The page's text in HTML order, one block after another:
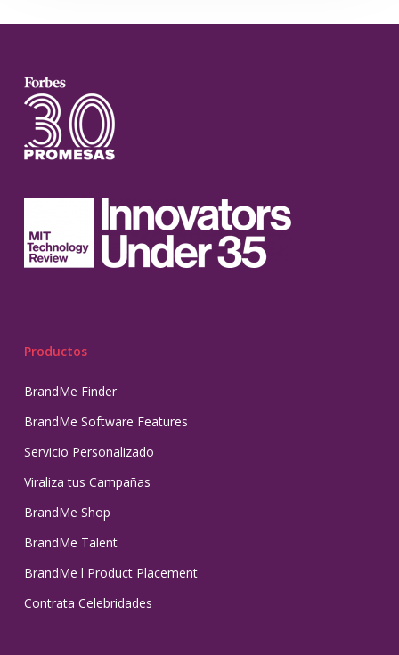
Productos
BrandMe Finder
BrandMe Software Features
Servicio Personalizado
Viraliza tus Campañas
BrandMe Shop
BrandMe Talent
BrandMe l Product Placement
Contrata Celebridades